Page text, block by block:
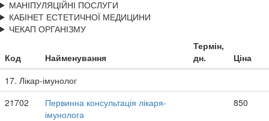
МАНІПУЛЯЦІЙНІ ПОСЛУГИ
КАБІНЕТ ЕСТЕТИЧНОЇ МЕДИЦИНИ
ЧЕКАП ОРГАНІЗМУ
Код Найменування
Термін,
дн.
Ціна
17. Лікар-імунолог
21702
Первинна консультація лікаря-
імунолога
850